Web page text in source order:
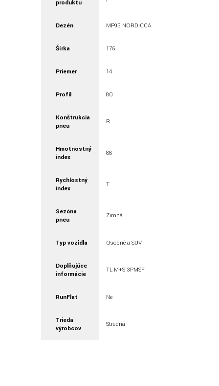
produktu
Dezén MP93 NORDICCA
Šírka 175
Priemer 14
Profil 80
Konštrukcia
pneu
R
Hmotnostný
index
88
Rychlostný
index
T
Sezóna
pneu
Zimná
Typ vozidla Osobné a SUV
Doplňujúce
informácie
TL M+S 3PMSF
RunFlat Ne
Trieda
výrobcov
Stredná